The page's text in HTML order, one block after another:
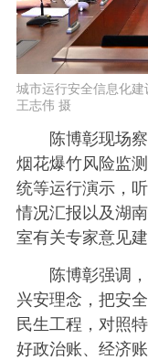
城市运行安全信息化
王志伟 摄
陈博彰现场
烟花爆竹风险监
统等运行演示，
情况汇报以及湖
室有关专家意见建
陈博彰强调
兴安理念，把安
民生工程，对照
好政治账、经济